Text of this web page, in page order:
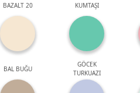
BAZALT 20 KUMTAŞI
BAL BUĞU
GÖCEK
TURKUAZI